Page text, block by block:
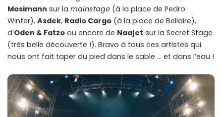
Mosimann sur la mainstage (à la place de Pedro
Winter), Asdek, Radio Cargo (à la place de Bellaire),
d’Oden & Fatzo ou encore de Naajet sur la Secret Stage
(très belle découverte !). Bravo à tous ces artistes qui
nous ont fait taper du pied dans le sable … et dans l’eau !